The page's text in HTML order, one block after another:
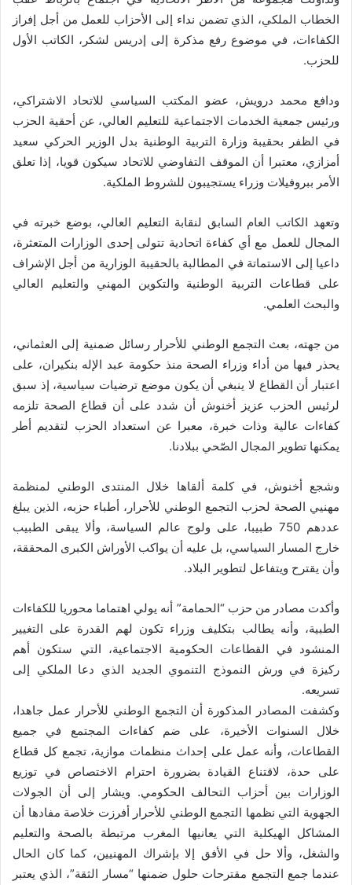
الخطاب الملكي، الذي تضمن نداء إلى الأحزاب للعمل من أجل إفراز
الكفاءات، في موضوع رفع مذكرة إلى إدريس لشكر، الكاتب الأول
للحزب.
ودافع محمد درويش، عضو المكتب السياسي للاتحاد الاشتراكي،
ورئيس جمعية الخدمات الاجتماعية للتعليم العالي، عن أحقية الحزب
في الظفر بحقيبة وزارة التربية الوطنية بدل الوزير الحركي سعيد
أمزازي، معتبرا أن الموقف التفاوضي للاتحاد سيكون قويا، إذا تعلق
الأمر ببروفيلات وزراء يستجيبون للشروط الملكية.
وتعهد الكاتب العام السابق لنقابة التعليم العالي، بوضع خبرته في
المجال للعمل مع أي كفاءة اتحادية تتولى إحدى الوزارات المتعثرة،
داعيا إلى الاستماتة في المطالبة بالحقيبة الوزارية من أجل الإشراف
على قطاعات التربية الوطنية والتكوين المهني والتعليم العالي
والبحث العلمي.
من جهته، بعث التجمع الوطني للأحرار رسائل ضمنية إلى العثماني،
يحذر فيها من أداء وزراء الصحة منذ حكومة عبد الإله بنكيران، على
اعتبار أن القطاع لا ينبغي أن يكون موضع ترضيات سياسية، إذ سبق
لرئيس الحزب عزيز أخنوش أن شدد على أن قطاع الصحة تلزمه
كفاءات عالية وذات خبرة، معبرا عن استعداد الحزب لتقديم أطر
يمكنها تطوير المجال الصّحي ببلادنا.
وشجع أخنوش، في كلمة ألقاها خلال المنتدى الوطني لمنظمة
مهنيي الصحة لحزب التجمع الوطني للأحرار، أطباء حزبه، الذين يبلغ
عددهم 750 طبيبا، على ولوج عالم السياسة، وألا يبقى الطبيب
خارج المسار السياسي، بل عليه أن يواكب الأوراش الكبرى المحققة،
وأن يقترح ويتفاعل لتطوير البلاد.
وأكدت مصادر من حزب “الحمامة” أنه يولي اهتماما محوريا للكفاءات
الطبية، وأنه يطالب بتكليف وزراء تكون لهم القدرة على التغيير
المنشود في القطاعات الحكومية الاجتماعية، التي ستكون أهم
ركيزة في ورش النموذج التنموي الجديد الذي دعا الملكي إلى
تسريعه.
وكشفت المصادر المذكورة أن التجمع الوطني للأحرار عمل جاهدا،
خلال السنوات الأخيرة، على ضم كفاءات المجتمع في جميع
القطاعات، وأنه عمل على إحداث منظمات موازية، تجمع كل قطاع
على حدة، لاقتناع القيادة بضرورة احترام الاختصاص في توزيع
الوزارات بين أحزاب التحالف الحكومي. ويشار إلى أن الجولات
الجهوية التي نظمها التجمع الوطني للأحرار أفرزت خلاصة مفادها أن
المشاكل الهيكلية التي يعانيها المغرب مرتبطة بالصحة والتعليم
والشغل، وألا حل في الأفق إلا بإشراك المهنيين، كما كان الحال
عندما جمع التجمع مقترحات حلول ضمنها “مسار الثقة”، الذي يعتبر